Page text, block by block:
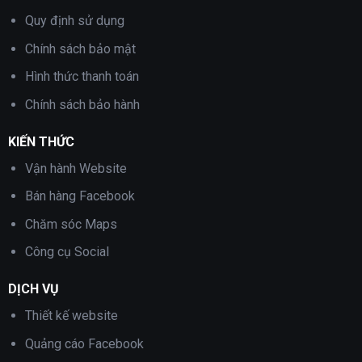
Quy định sử dụng
Chính sách bảo mật
Hình thức thanh toán
Chính sách bảo hành
KIẾN THỨC
Vận hành Website
Bán hàng Facebook
Chăm sóc Maps
Công cụ Social
DỊCH VỤ
Thiết kế website
Quảng cáo Facebook